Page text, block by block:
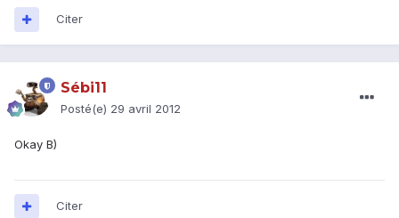
Citer
Sébi11
Posté(e) 29 avril 2012
Okay B)
Citer